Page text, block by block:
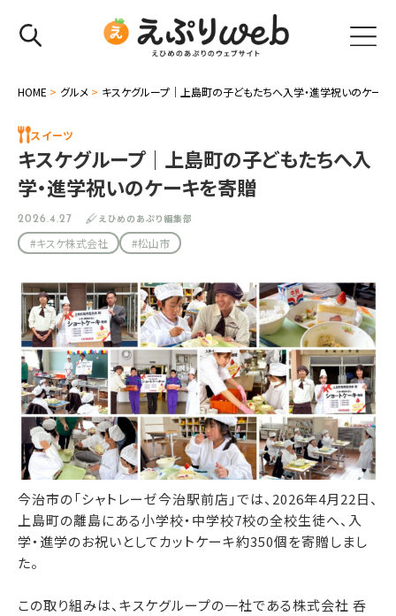
HOME > グルメ > キスケグループ｜上島町の子どもたちへ入学・進学祝いのケーキ
スイーツ
キスケグループ｜上島町の子どもたちへ入
学・進学祝いのケーキを寄贈
2026.4.27 えひめのあぷり編集部
#キスケ株式会社 #松山市
今治市の「シャトレーゼ今治駅前店」では、2026年4月22日、
上島町の離島にある小学校・中学校7校の全校生徒へ、入
学・進学のお祝いとしてカットケーキ約350個を寄贈しまし
た。
この取り組みは、キスケグループの一社である株式会社 呑